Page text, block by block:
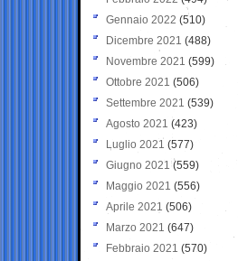
Gennaio 2022 (510)
Dicembre 2021 (488)
Novembre 2021 (599)
Ottobre 2021 (506)
Settembre 2021 (539)
Agosto 2021 (423)
Luglio 2021 (577)
Giugno 2021(559)
Maggio 2021 (556)
Aprile 2021 (506)
Marzo 2021 (647)
Febbraio 2021 (570)